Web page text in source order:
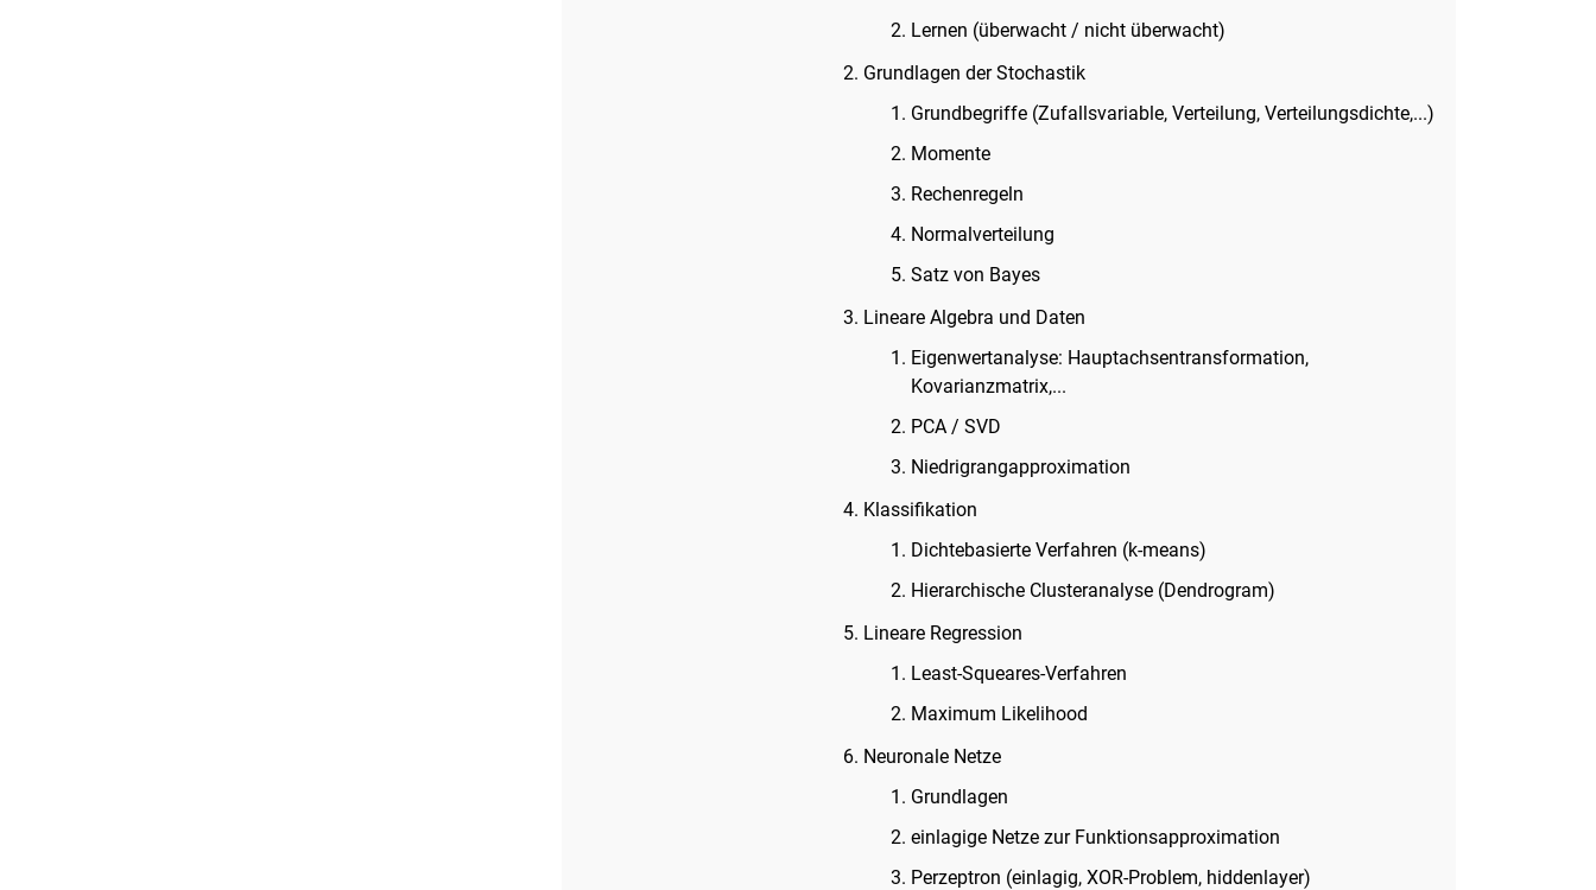
Lernen (überwacht / nicht überwacht)
Grundlagen der Stochastik
Grundbegriffe (Zufallsvariable, Verteilung, Verteilungsdichte,...)
Momente
Rechenregeln
Normalverteilung
Satz von Bayes
Lineare Algebra und Daten
Eigenwertanalyse: Hauptachsentransformation,
Kovarianzmatrix,...
PCA / SVD
Niedrigrangapproximation
Klassifikation
Dichtebasierte Verfahren (k-means)
Hierarchische Clusteranalyse (Dendrogram)
Lineare Regression
Least-Squeares-Verfahren
Maximum Likelihood
Neuronale Netze
Grundlagen
einlagige Netze zur Funktionsapproximation
Perzeptron (einlagig, XOR-Problem, hiddenlayer)